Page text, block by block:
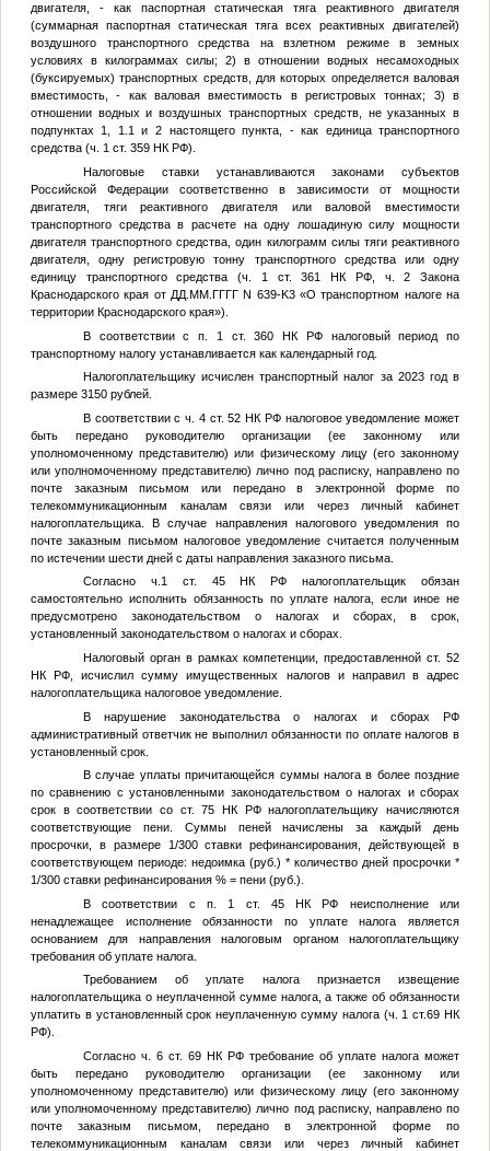
двигателя, - как паспортная статическая тяга реактивного двигателя
(суммарная паспортная статическая тяга всех реактивных двигателей)
воздушного транспортного средства на взлетном режиме в земных
условиях в килограммах силы; 2) в отношении водных несамоходных
(буксируемых) транспортных средств, для которых определяется валовая
вместимость, - как валовая вместимость в регистровых тоннах; 3) в
отношении водных и воздушных транспортных средств, не указанных в
подпунктах 1, 1.1 и 2 настоящего пункта, - как единица транспортного
средства (ч. 1 ст. 359 НК РФ).
Налоговые ставки устанавливаются законами субъектов
Российской Федерации соответственно в зависимости от мощности
двигателя, тяги реактивного двигателя или валовой вместимости
транспортного средства в расчете на одну лошадиную силу мощности
двигателя транспортного средства, один килограмм силы тяги реактивного
двигателя, одну регистровую тонну транспортного средства или одну
единицу транспортного средства (ч. 1 ст. 361 НК РФ, ч. 2 Закона
Краснодарского края от ДД.ММ.ГГГГ N 639-K3 «О транспортном налоге на
территории Краснодарского края»).
В соответствии с п. 1 ст. 360 НК РФ налоговый период по
транспортному налогу устанавливается как календарный год.
Налогоплательщику исчислен транспортный налог за 2023 год в
размере 3150 рублей.
В соответствии с ч. 4 ст. 52 НК РФ налоговое уведомление может
быть передано руководителю организации (ее законному или
уполномоченному представителю) или физическому лицу (его законному
или уполномоченному представителю) лично под расписку, направлено по
почте заказным письмом или передано в электронной форме по
телекоммуникационным каналам связи или через личный кабинет
налогоплательщика. В случае направления налогового уведомления по
почте заказным письмом налоговое уведомление считается полученным
по истечении шести дней с даты направления заказного письма.
Согласно ч.1 ст. 45 НК РФ налогоплательщик обязан
самостоятельно исполнить обязанность по уплате налога, если иное не
предусмотрено законодательством о налогах и сборах, в срок,
установленный законодательством о налогах и сборах.
Налоговый орган в рамках компетенции, предоставленной ст. 52
НК РФ, исчислил сумму имущественных налогов и направил в адрес
налогоплательщика налоговое уведомление.
В нарушение законодательства о налогах и сборах РФ
административный ответчик не выполнил обязанности по оплате налогов в
установленный срок.
В случае уплаты причитающейся суммы налога в более поздние
по сравнению с установленными законодательством о налогах и сборах
срок в соответствии со ст. 75 НК РФ налогоплательщику начисляются
соответствующие пени. Суммы пеней начислены за каждый день
просрочки, в размере 1/300 ставки рефинансирования, действующей в
соответствующем периоде: недоимка (руб.) * количество дней просрочки *
1/300 ставки рефинансирования % = пени (руб.).
В соответствии с п. 1 ст. 45 НК РФ неисполнение или
ненадлежащее исполнение обязанности по уплате налога является
основанием для направления налоговым органом налогоплательщику
требования об уплате налога.
Требованием об уплате налога признается извещение
налогоплательщика о неуплаченной сумме налога, а также об обязанности
уплатить в установленный срок неуплаченную сумму налога (ч. 1 ст.69 НК
РФ).
Согласно ч. 6 ст. 69 НК РФ требование об уплате налога может
быть передано руководителю организации (ее законному или
уполномоченному представителю) или физическому лицу (его законному
или уполномоченному представителю) лично под расписку, направлено по
почте заказным письмом, передано в электронной форме по
телекоммуникационным каналам связи или через личный кабинет